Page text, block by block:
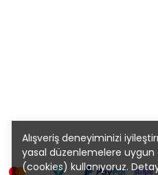
Alışveriş deneyiminizi
yasal düzenlemelere uygun
(cookies) kullanıyoruz.